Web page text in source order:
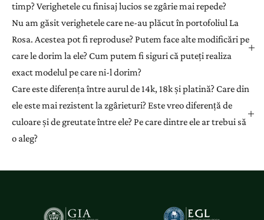
timp? Verighetele cu finisaj lucios se zgârie mai repede?
Nu am găsit verighetele care ne-au plăcut în portofoliul La
Rosa. Acestea pot fi reproduse? Putem face alte modificări pe
care le dorim la ele? Cum putem fi siguri că puteți realiza
exact modelul pe care ni-l dorim?
Care este diferența între aurul de 14k, 18k și platină? Care din
ele este mai rezistent la zgârieturi? Este vreo diferență de
culoare și de greutate între ele? Pe care dintre ele ar trebui să
o aleg?